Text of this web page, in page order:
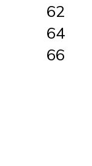
62
64
66